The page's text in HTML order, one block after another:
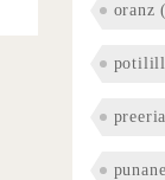
oranz
potilill
punane